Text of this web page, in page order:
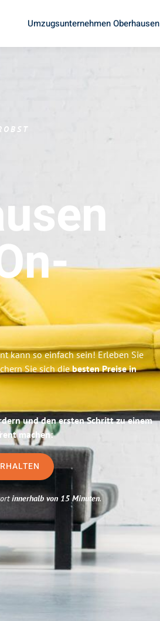
Umzugsunternehmen Oberhausen
kann so einfach sein! Erleben Sie
Sie sich diebesten Preise in
und den ersten Schritt zu einem
machen:
innerhalb von 15 Minuten.